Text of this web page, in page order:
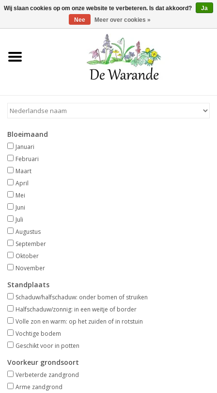
Winkelwagen >0 Artikelen - €0,00
Home
Voorjaarsbloeiers
Zomerbloeiers
Herfstbloeiers
Schaduwplanten
Aanbiedingen
Bodemverbetering
Advies
Onze tuinen!
Sterke Bollen Dagen
Nieuws
Bloeimaand
Januari
Februari
Maart
April
Mei
Juni
Juli
Augustus
September
Oktober
November
Standplaats
Schaduw/halfschaduw: onder bomen of struiken
Halfschaduw/zonnig: in een weitje of border
Volle zon en warm: op het zuiden of in rotstuin
Vochtige bodem
Geschikt voor in potten
Voorkeur grondsoort
Verbeterde zandgrond
Arme zandgrond
Wij slaan cookies op om onze website te verbeteren. Is dat akkoord?
Ja
Nee
Meer over cookies »